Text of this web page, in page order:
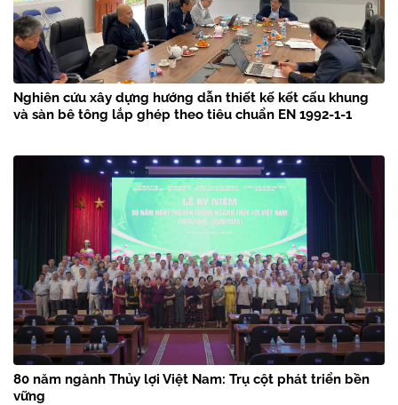
Nghiên cứu xây dựng hướng dẫn thiết kế kết cấu khung
và sàn bê tông lắp ghép theo tiêu chuẩn EN 1992-1-1
80 năm ngành Thủy lợi Việt Nam: Trụ cột phát triển bền
vững